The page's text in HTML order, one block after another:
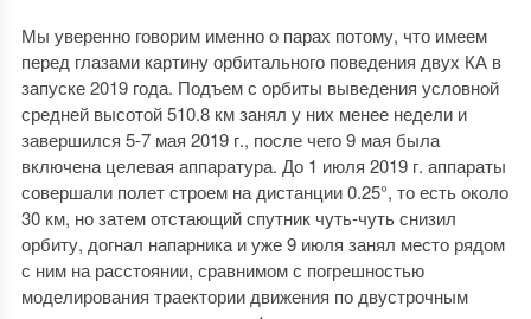
Мы уверенно говорим именно о парах потому, что имеем
перед глазами картину орбитального поведения двух КА в
запуске 2019 года. Подъем с орбиты выведения условной
средней высотой 510.8 км занял у них менее недели и
завершился 5-7 мая 2019 г., после чего 9 мая была
включена целевая аппаратура. До 1 июля 2019 г. аппараты
совершали полет строем на дистанции 0.25°, то есть около
30 км, но затем отстающий спутник чуть-чуть снизил
орбиту, догнал напарника и уже 9 июля занял место рядом
с ним на расстоянии, сравнимом с погрешностью
моделирования траектории движения по двустрочным